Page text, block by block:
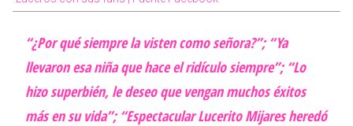
“¿Por qué siempre la visten como señora?”; “Ya
llevaron esa niña que hace el ridículo siempre”; “Lo
hizo superbién, le deseo que vengan muchos éxitos
más en su vida”; “Espectacular Lucerito Mijares heredó